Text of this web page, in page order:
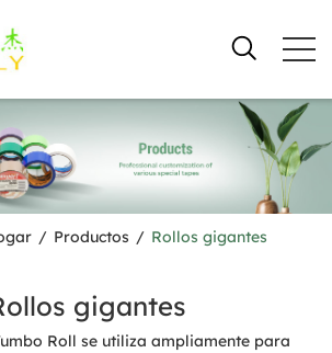
/ Productos / Rollos gigantes
gigantes
Roll se utiliza ampliamente para